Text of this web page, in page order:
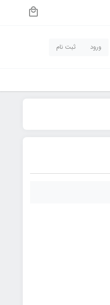
ورود ثبت نام